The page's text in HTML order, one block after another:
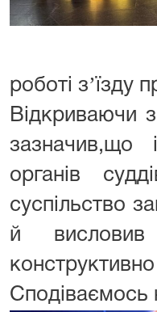
роботі
Відкриваючи
зазначив,що
органів
суспільство
й висловив
Сподіваємось